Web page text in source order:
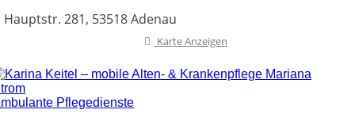
Hauptstr. 281, 53518 Adenau
Karte Anzeigen
Pflegedienste